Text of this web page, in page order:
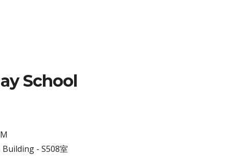
School
Building - S508室